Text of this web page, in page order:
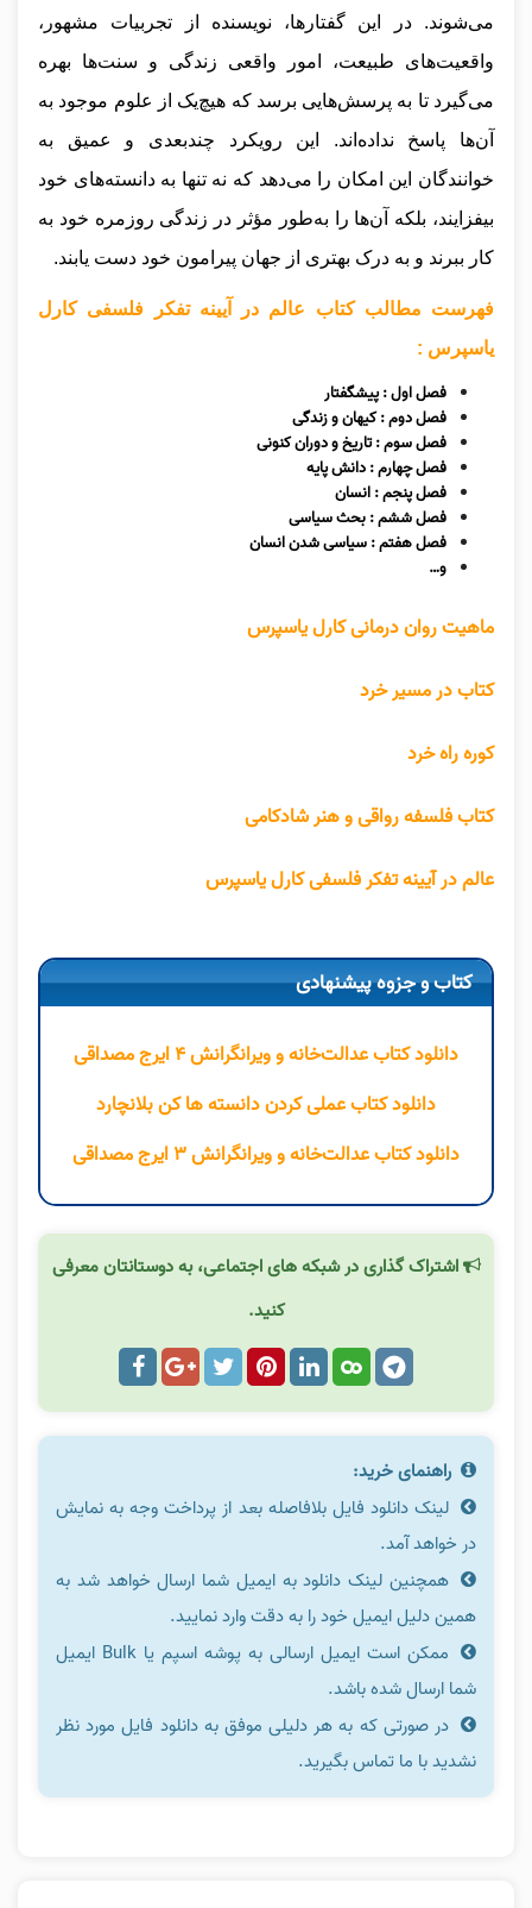
می‌شوند. در این گفتارها، نویسنده از تجربیات مشهور،
واقعیت‌های طبیعت، امور واقعی زندگی و سنت‌ها بهره
می‌گیرد تا به پرسش‌هایی برسد که هیچ‌یک از علوم موجود به
آن‌ها پاسخ نداده‌اند. این رویکرد چندبعدی و عمیق به
خوانندگان این امکان را می‌دهد که نه تنها به دانسته‌های خود
بیفزایند، بلکه آن‌ها را به‌طور مؤثر در زندگی روزمره خود به
کار ببرند و به درک بهتری از جهان پیرامون خود دست یابند.
فهرست مطالب کتاب عالم در آیینه تفکر فلسفی کارل
یاسپرس :
فصل اول : پیشگفتار
فصل دوم : کیهان و زندگی
فصل سوم : تاریخ و دوران کنونی
فصل چهارم : دانش پایه
فصل پنجم : انسان
فصل ششم : بحث سیاسی
فصل هفتم : سیاسی شدن انسان
و…
ماهیت روان درمانی کارل یاسپرس
کتاب در مسیر خرد
کوره راه خرد
کتاب فلسفه رواقی و هنر شادکامی
عالم در آیینه تفکر فلسفی کارل یاسپرس
کتاب و جزوه پیشنهادی
دانلود کتاب عدالت‌خانه و ویرانگرانش ۴ ایرج مصداقی
دانلود کتاب عملی کردن دانسته ها کن بلانچارد
دانلود کتاب عدالت‌خانه و ویرانگرانش ۳ ایرج مصداقی
اشتراک گذاری در شبکه های اجتماعی، به دوستانتان معرفی
کنید.
راهنمای خرید:
لینک دانلود فایل بلافاصله بعد از پرداخت وجه به نمایش
در خواهد آمد.
همچنین لینک دانلود به ایمیل شما ارسال خواهد شد به
همین دلیل ایمیل خود را به دقت وارد نمایید.
ممکن است ایمیل ارسالی به پوشه اسپم یا Bulk ایمیل
شما ارسال شده باشد.
در صورتی که به هر دلیلی موفق به دانلود فایل مورد نظر
نشدید با ما تماس بگیرید.